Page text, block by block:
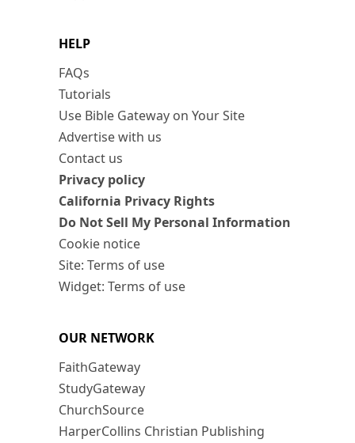
HELP
FAQs
Tutorials
Use Bible Gateway on Your Site
Advertise with us
Contact us
Privacy policy
California Privacy Rights
Do Not Sell My Personal Information
Cookie notice
Site: Terms of use
Widget: Terms of use
OUR NETWORK
FaithGateway
StudyGateway
ChurchSource
HarperCollins Christian Publishing